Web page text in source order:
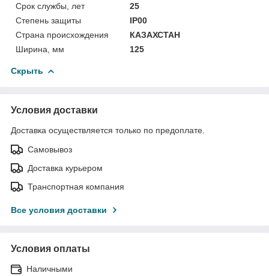
Срок службы, лет
25
Степень защиты
IP00
Страна происхождения
КАЗАХСТАН
Ширина, мм
125
Скрыть
Условия доставки
Доставка осуществляется только по предоплате.
Самовывоз
Доставка курьером
Транспортная компания
Все условия доставки
Условия оплаты
Наличными